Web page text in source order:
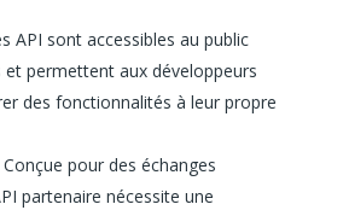
API sont accessibles au public
et permettent aux développeurs
des fonctionnalités à leur propre
pour des échanges
partenaire nécessite une